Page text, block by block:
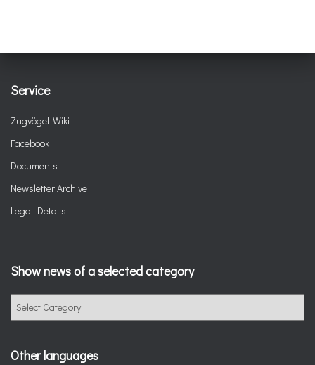
Service
Zugvögel-Wiki
Facebook
Documents
Newsletter Archive
Legal Details
Show news of a selected category
Other languages